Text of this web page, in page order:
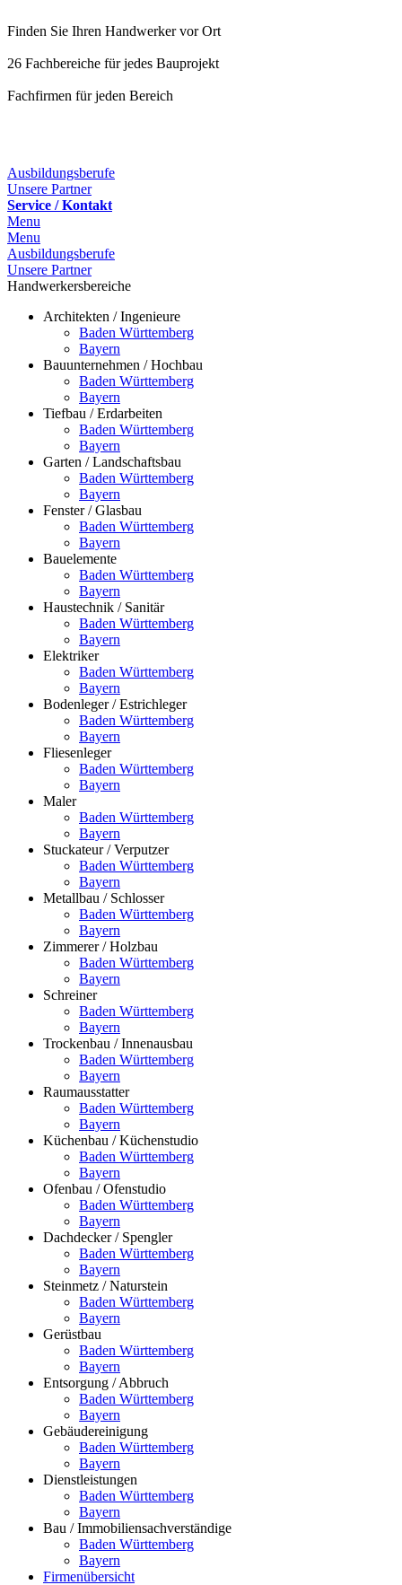
Finden Sie Ihren Handwerker vor Ort
26 Fachbereiche für jedes Bauprojekt
Fachfirmen für jeden Bereich
Ausbildungsberufe
Unsere Partner
Service / Kontakt
Menu
Menu
Ausbildungsberufe
Unsere Partner
Handwerkersbereiche
Architekten / Ingenieure
Baden Württemberg
Bayern
Bauunternehmen / Hochbau
Baden Württemberg
Bayern
Tiefbau / Erdarbeiten
Baden Württemberg
Bayern
Garten / Landschaftsbau
Baden Württemberg
Bayern
Fenster / Glasbau
Baden Württemberg
Bayern
Bauelemente
Baden Württemberg
Bayern
Haustechnik / Sanitär
Baden Württemberg
Bayern
Elektriker
Baden Württemberg
Bayern
Bodenleger / Estrichleger
Baden Württemberg
Bayern
Fliesenleger
Baden Württemberg
Bayern
Maler
Baden Württemberg
Bayern
Stuckateur / Verputzer
Baden Württemberg
Bayern
Metallbau / Schlosser
Baden Württemberg
Bayern
Zimmerer / Holzbau
Baden Württemberg
Bayern
Schreiner
Baden Württemberg
Bayern
Trockenbau / Innenausbau
Baden Württemberg
Bayern
Raumausstatter
Baden Württemberg
Bayern
Küchenbau / Küchenstudio
Baden Württemberg
Bayern
Ofenbau / Ofenstudio
Baden Württemberg
Bayern
Dachdecker / Spengler
Baden Württemberg
Bayern
Steinmetz / Naturstein
Baden Württemberg
Bayern
Gerüstbau
Baden Württemberg
Bayern
Entsorgung / Abbruch
Baden Württemberg
Bayern
Gebäudereinigung
Baden Württemberg
Bayern
Dienstleistungen
Baden Württemberg
Bayern
Bau / Immobiliensachverständige
Baden Württemberg
Bayern
Firmenübersicht